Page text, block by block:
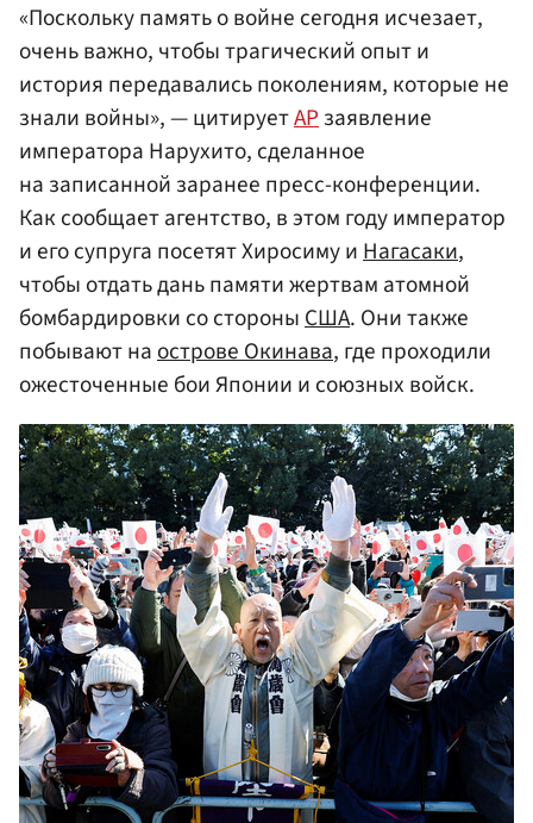
«Поскольку память о войне сегодня исчезает,
очень важно, чтобы трагический опыт и
история передавались поколениям, которые не
знали войны», — цитируетAPзаявление
императора Нарухито, сделанное
на записанной заранее пресс-конференции.
Как сообщает агентство, в этом году император
и его супруга посетят Хиросиму иНагасаки,
чтобы отдать дань памяти жертвам атомной
бомбардировки со стороныСША. Они также
побывают наострове Окинава, где проходили
ожесточенные бои Японии и союзных войск.